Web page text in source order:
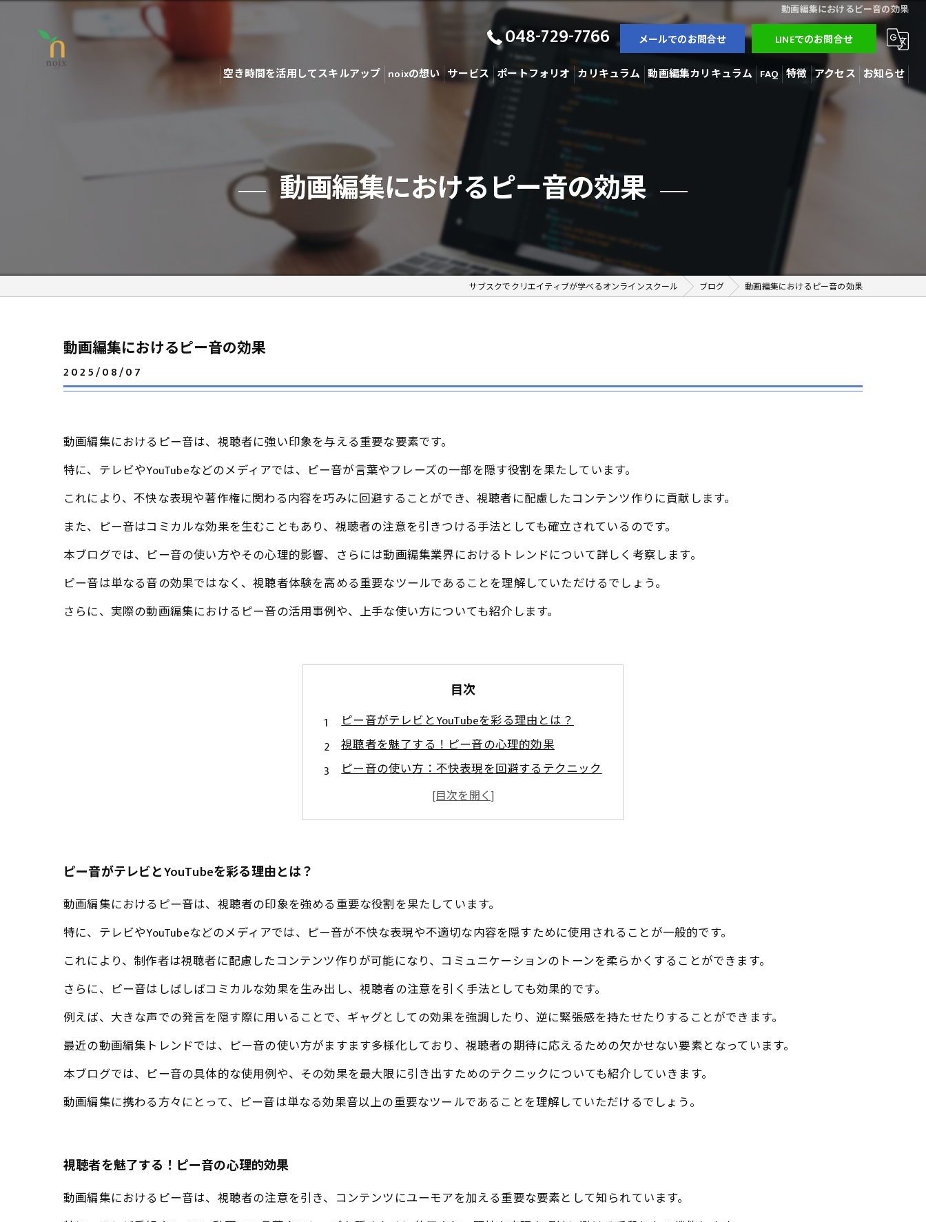
動画編集におけるピー音の効果
048-729-7766 メールでのお問合せ LINEでのお問合せ
空き時間を活用してスキルアップ noixの想い サービス ポートフォリオ カリキュラム 動画編集カリキュラム FAQ 特徴
3Dモデラー
AI開発
動画編集
在宅勤務
アクセス お知らせ
動画編集におけるピー音の効果
サブスクでクリエイティブが学べるオンラインスクール ブログ 動画編集におけるピー音の効果
動画編集におけるピー音の効果
2025/08/07
動画編集におけるピー音は、視聴者に強い印象を与える重要な要素です。
特に、テレビやYouTubeなどのメディアでは、ピー音が言葉やフレーズの一部を隠す役割を果たしています。
これにより、不快な表現や著作権に関わる内容を巧みに回避することができ、視聴者に配慮したコンテンツ作りに貢献します。
また、ピー音はコミカルな効果を生むこともあり、視聴者の注意を引きつける手法としても確立されているのです。
本ブログでは、ピー音の使い方やその心理的影響、さらには動画編集業界におけるトレンドについて詳しく考察します。
ピー音は単なる音の効果ではなく、視聴者体験を高める重要なツールであることを理解していただけるでしょう。
さらに、実際の動画編集におけるピー音の活用事例や、上手な使い方についても紹介します。
目次
ピー音がテレビとYouTubeを彩る理由とは？
視聴者を魅了する！ピー音の心理的効果
ピー音の使い方：不快表現を回避するテクニック
コメディとピー音：ユーモアの秘訣を探る
動画編集業界のトレンド：ピー音が変える未来
ピー音がテレビとYouTubeを彩る理由とは？
動画編集におけるピー音は、視聴者の印象を強める重要な役割を果たしています。
特に、テレビやYouTubeなどのメディアでは、ピー音が不快な表現や不適切な内容を隠すために使用されることが一般的です。
これにより、制作者は視聴者に配慮したコンテンツ作りが可能になり、コミュニケーションのトーンを柔らかくすることができます。
さらに、ピー音はしばしばコミカルな効果を生み出し、視聴者の注意を引く手法としても効果的です。
例えば、大きな声での発言を隠す際に用いることで、ギャグとしての効果を強調したり、逆に緊張感を持たせたりすることができます。
最近の動画編集トレンドでは、ピー音の使い方がますます多様化しており、視聴者の期待に応えるための欠かせない要素となっています。
本ブログでは、ピー音の具体的な使用例や、その効果を最大限に引き出すためのテクニックについても紹介していきます。
動画編集に携わる方々にとって、ピー音は単なる効果音以上の重要なツールであることを理解していただけるでしょう。
視聴者を魅了する！ピー音の心理的効果
動画編集におけるピー音は、視聴者の注意を引き、コンテンツにユーモアを加える重要な要素として知られています。